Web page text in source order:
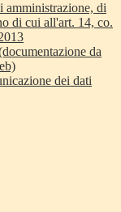
di
di cui all'art. 14, co.
da
dei dati